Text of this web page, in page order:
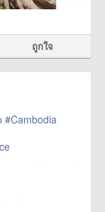
ถูกใจ
#Cambodia